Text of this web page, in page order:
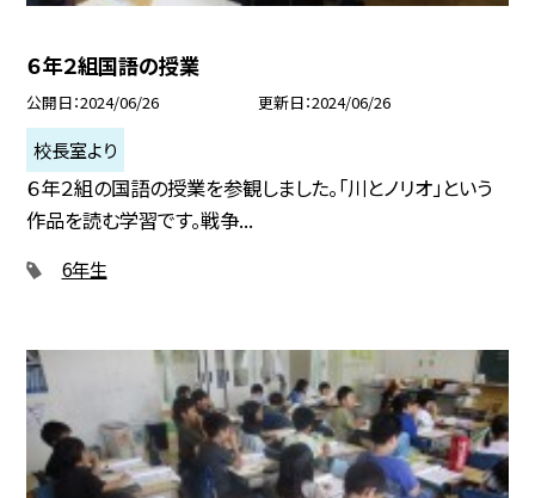
６年２組国語の授業
公開日 2024/06/26 更新日 2024/06/26
校長室より
６年２組の国語の授業を参観しました。「川とノリオ」という
作品を読む学習です。戦争...
6年生